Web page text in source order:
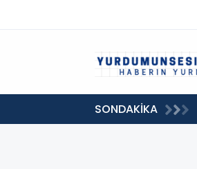
SONDAKİKA
milyon 549 bin 594 TL. bağış